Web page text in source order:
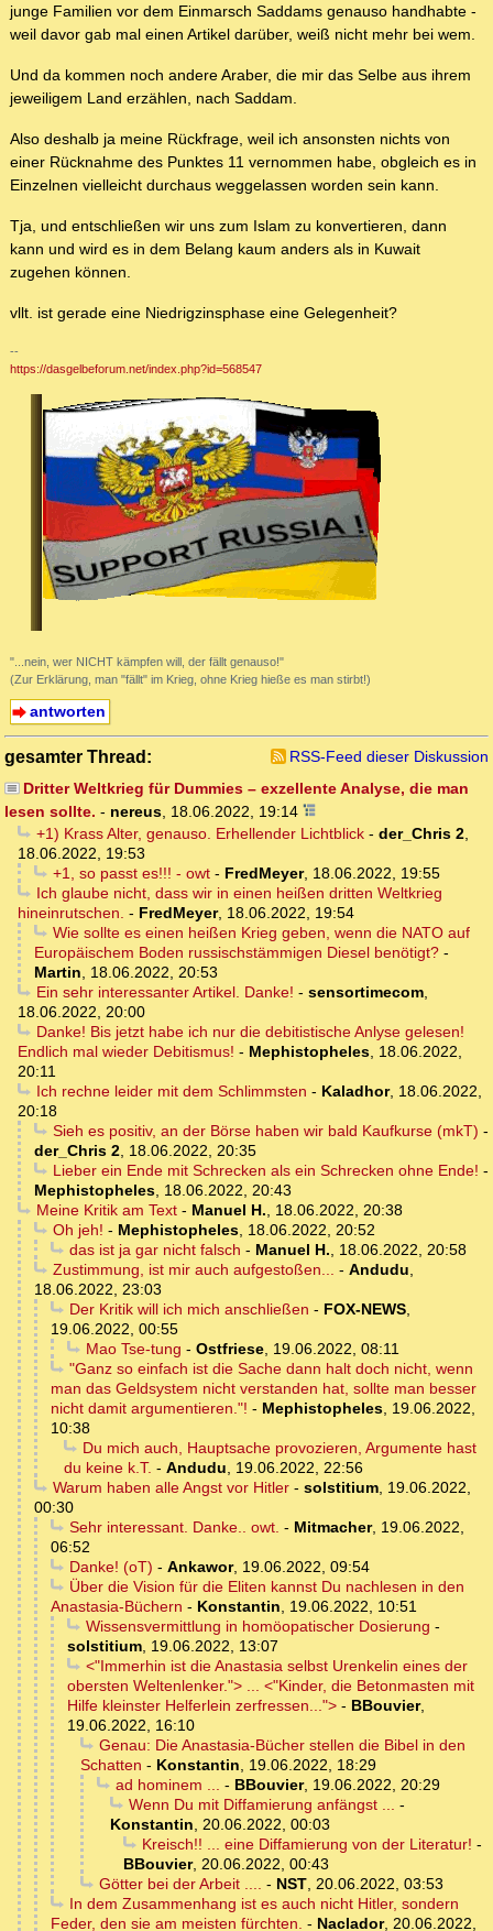
junge Familien vor dem Einmarsch Saddams genauso handhabte -
weil davor gab mal einen Artikel darüber, weiß nicht mehr bei wem.
Und da kommen noch andere Araber, die mir das Selbe aus ihrem
jeweiligem Land erzählen, nach Saddam.
Also deshalb ja meine Rückfrage, weil ich ansonsten nichts von
einer Rücknahme des Punktes 11 vernommen habe, obgleich es in
Einzelnen vielleicht durchaus weggelassen worden sein kann.
Tja, und entschließen wir uns zum Islam zu konvertieren, dann
kann und wird es in dem Belang kaum anders als in Kuwait
zugehen können.
vllt. ist gerade eine Niedrigzinsphase eine Gelegenheit?
--
https://dasgelbeforum.net/index.php?id=568547
"...nein, wer NICHT kämpfen will, der fällt genauso!"
(Zur Erklärung, man "fällt" im Krieg, ohne Krieg hieße es man stirbt!)
antworten
gesamter Thread:
RSS-Feed dieser Diskussion
Dritter Weltkrieg für Dummies – exzellente Analyse, die man
lesen sollte. - nereus, 18.06.2022, 19:14
+1) Krass Alter, genauso. Erhellender Lichtblick- der_Chris 2,
18.06.2022, 19:53
+1, so passt es!!! - owt- FredMeyer, 18.06.2022, 19:55
Ich glaube nicht, dass wir in einen heißen dritten Weltkrieg
hineinrutschen. - FredMeyer, 18.06.2022, 19:54
Wie sollte es einen heißen Krieg geben, wenn die NATO auf
Europäischem Boden russischstämmigen Diesel benötigt? -
Martin, 18.06.2022, 20:53
Ein sehr interessanter Artikel. Danke! - sensortimecom,
18.06.2022, 20:00
Danke! Bis jetzt habe ich nur die debitistische Anlyse gelesen!
Endlich mal wieder Debitismus! - Mephistopheles, 18.06.2022,
20:11
Ich rechne leider mit dem Schlimmsten - Kaladhor, 18.06.2022,
20:18
Sieh es positiv, an der Börse haben wir bald Kaufkurse (mkT) -
der_Chris 2, 18.06.2022, 20:35
Lieber ein Ende mit Schrecken als ein Schrecken ohne Ende! -
Mephistopheles, 18.06.2022, 20:43
Meine Kritik am Text- Manuel H., 18.06.2022, 20:38
Oh jeh! - Mephistopheles, 18.06.2022, 20:52
das ist ja gar nicht falsch - Manuel H., 18.06.2022, 20:58
Zustimmung, ist mir auch aufgestoßen... - Andudu,
18.06.2022, 23:03
Der Kritik will ich mich anschließen - FOX-NEWS,
19.06.2022, 00:55
Mao Tse-tung - Ostfriese, 19.06.2022, 08:11
"Ganz so einfach ist die Sache dann halt doch nicht, wenn
man das Geldsystem nicht verstanden hat, sollte man besser
nicht damit argumentieren."! - Mephistopheles, 19.06.2022,
10:38
Du mich auch, Hauptsache provozieren, Argumente hast
du keine k.T. - Andudu, 19.06.2022, 22:56
Warum haben alle Angst vor Hitler- solstitium, 19.06.2022,
00:30
Sehr interessant. Danke.. owt. - Mitmacher, 19.06.2022,
06:52
Danke! (oT) - Ankawor, 19.06.2022, 09:54
Über die Vision für die Eliten kannst Du nachlesen in den
Anastasia-Büchern - Konstantin, 19.06.2022, 10:51
Wissensvermittlung in homöopatischer Dosierung -
solstitium, 19.06.2022, 13:07
<"Immerhin ist die Anastasia selbst Urenkelin eines der
obersten Weltenlenker."> ... <"Kinder, die Betonmasten mit
Hilfe kleinster Helferlein zerfressen..."> - BBouvier,
19.06.2022, 16:10
Genau: Die Anastasia-Bücher stellen die Bibel in den
Schatten - Konstantin, 19.06.2022, 18:29
ad hominem ... - BBouvier, 19.06.2022, 20:29
Wenn Du mit Diffamierung anfängst ... -
Konstantin, 20.06.2022, 00:03
Kreisch!! ... eine Diffamierung von der Literatur! -
BBouvier, 20.06.2022, 00:43
Götter bei der Arbeit .... - NST, 20.06.2022, 03:53
In dem Zusammenhang ist es auch nicht Hitler, sondern
Feder, den sie am meisten fürchten. - Naclador, 20.06.2022,